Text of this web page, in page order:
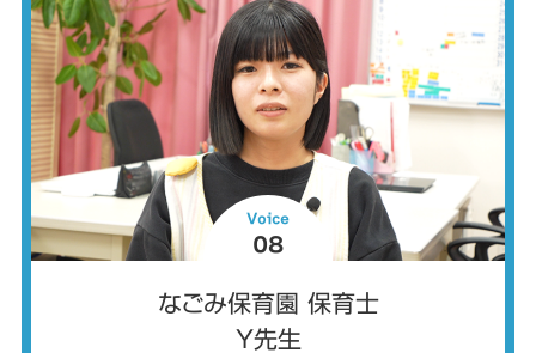
Voice
08
なごみ保育園 保育士
Y先生